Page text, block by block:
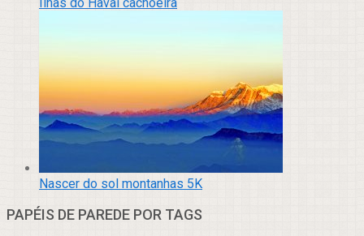
Nascer do sol montanhas 5K
PAPÉIS DE PAREDE POR TAGS